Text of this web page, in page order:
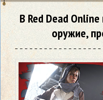
В Red Dead
оружие,